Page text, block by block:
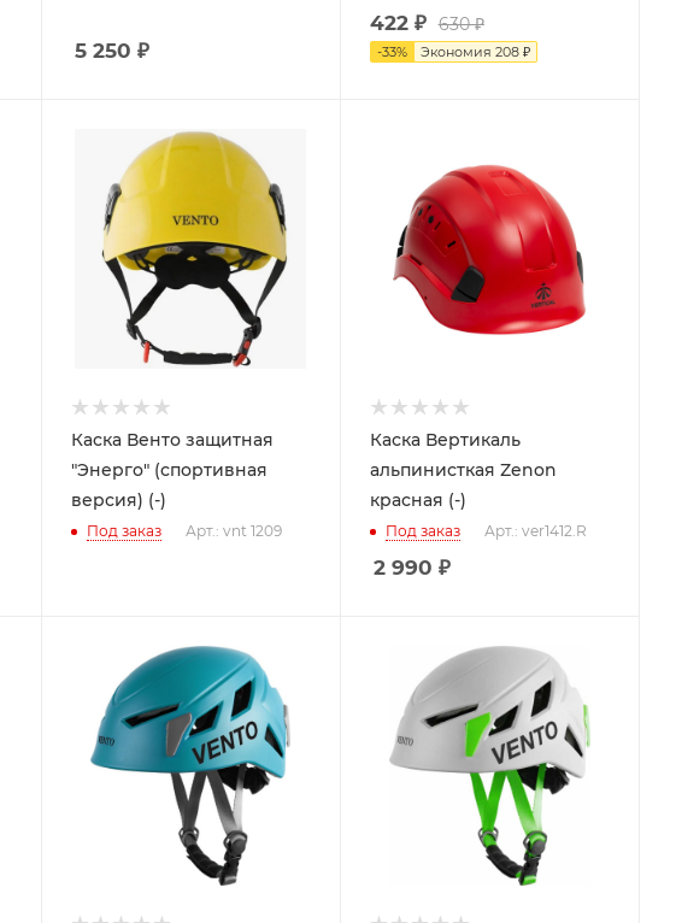
5 250 ₽
422₽ 630₽
-33% Экономия 208₽
Каска Венто защитная
"Энерго" (спортивная
версия) (-)
Под заказ Арт.: vnt 1209
Каска Вертикаль
альпинисткая Zenon
красная (-)
Под заказ Арт.: ver1412.R
2 990 ₽